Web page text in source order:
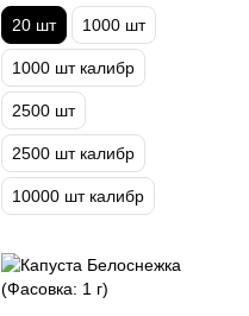
20 шт 1000 шт
1000 шт калибр
2500 шт
2500 шт калибр
10000 шт калибр